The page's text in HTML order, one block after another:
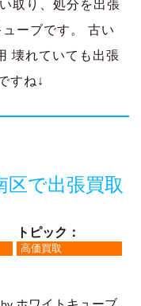
取り、処分を出張
ーブです。 古い
壊れていても出張
すね↓
区で出張買取
トピック：
高価買取